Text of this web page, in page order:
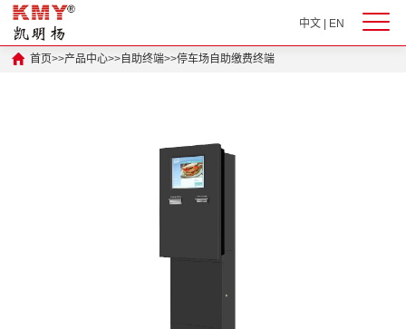
中文| EN
首页>>产品中心>>自助终端>>停车场自助缴费终端